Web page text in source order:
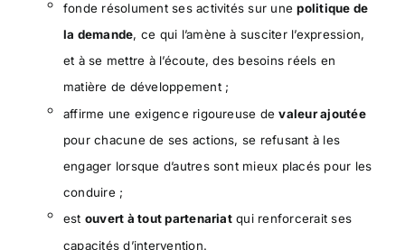
fonde résolument ses activités sur unepolitique de
la demande, ce qui l’amène à susciter l’expression,
et à se mettre à l’écoute, des besoins réels en
matière de développement ;
affirme une exigence rigoureuse devaleur ajoutée
pour chacune de ses actions, se refusant à les
engager lorsque d’autres sont mieux placés pour les
conduire ;
est ouvert à tout partenariatqui renforcerait ses
capacités d’intervention.